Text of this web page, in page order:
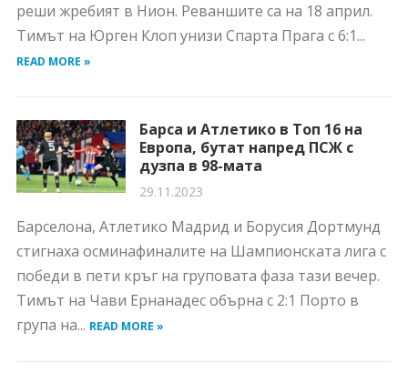
реши жребият в Нион. Реваншите са на 18 април.
Тимът на Юрген Клоп унизи Спарта Прага с 6:1...
READ MORE »
Барса и Атлетико в Топ 16 на
Европа, бутат напред ПСЖ с
дузпа в 98-мата
29.11.2023
Барселона, Атлетико Мадрид и Борусия Дортмунд
стигнаха осминафиналите на Шампионската лига с
победи в пети кръг на груповата фаза тази вечер.
Тимът на Чави Ернанадес обърна с 2:1 Порто в
група на... READ MORE »